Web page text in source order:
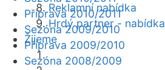
Reklamní nabídka
Hrdý partner - nabídka
Žijeme
Příprava 2010/2011
Sezóna 2009/2010
Příprava 2009/2010
Sezóna 2008/2009